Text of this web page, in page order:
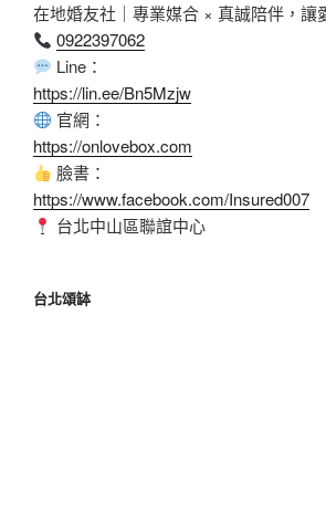
在地婚友社｜專業媒合 × 真誠陪伴，讓
0922397062
Line：
https://lin.ee/Bn5Mzjw
官網：
https://onlovebox.com
臉書：
https://www.facebook.com/Insured007
台北中山區聯誼中心
台北頌缽